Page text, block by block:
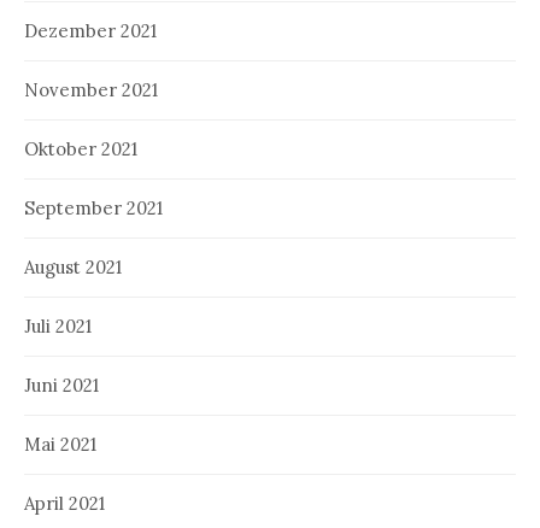
Dezember 2021
November 2021
Oktober 2021
September 2021
August 2021
Juli 2021
Juni 2021
Mai 2021
April 2021